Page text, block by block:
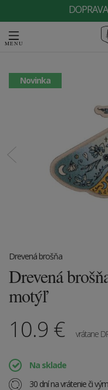
Novinka
Drevená brošňa
Drevená
motýľ
10.9 € vrátane
Na sklade
30 dní na vrátenie či